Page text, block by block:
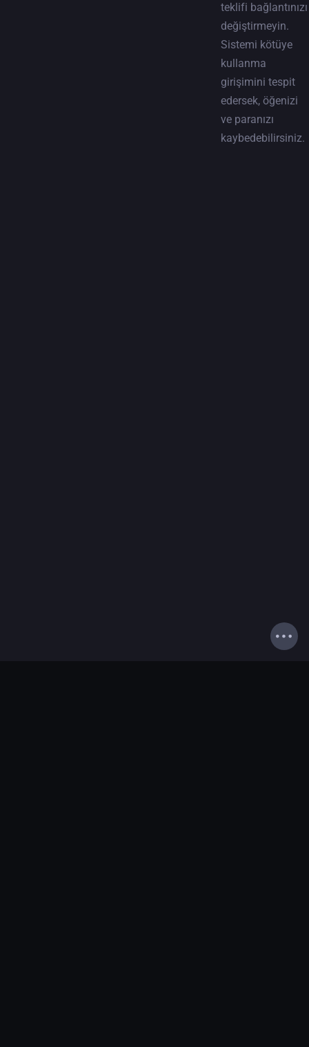
teklifi bağlantınızı
değiştirmeyin.
Sistemi kötüye
kullanma
girişimini tespit
edersek, öğenizi
ve paranızı
kaybedebilirsiniz.